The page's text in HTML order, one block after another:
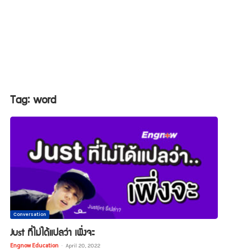
Tag: word
Conversation
Just ที่ไม่ได้แปลว่า เพิ่งจะ
Engnow Education - April 20, 2022